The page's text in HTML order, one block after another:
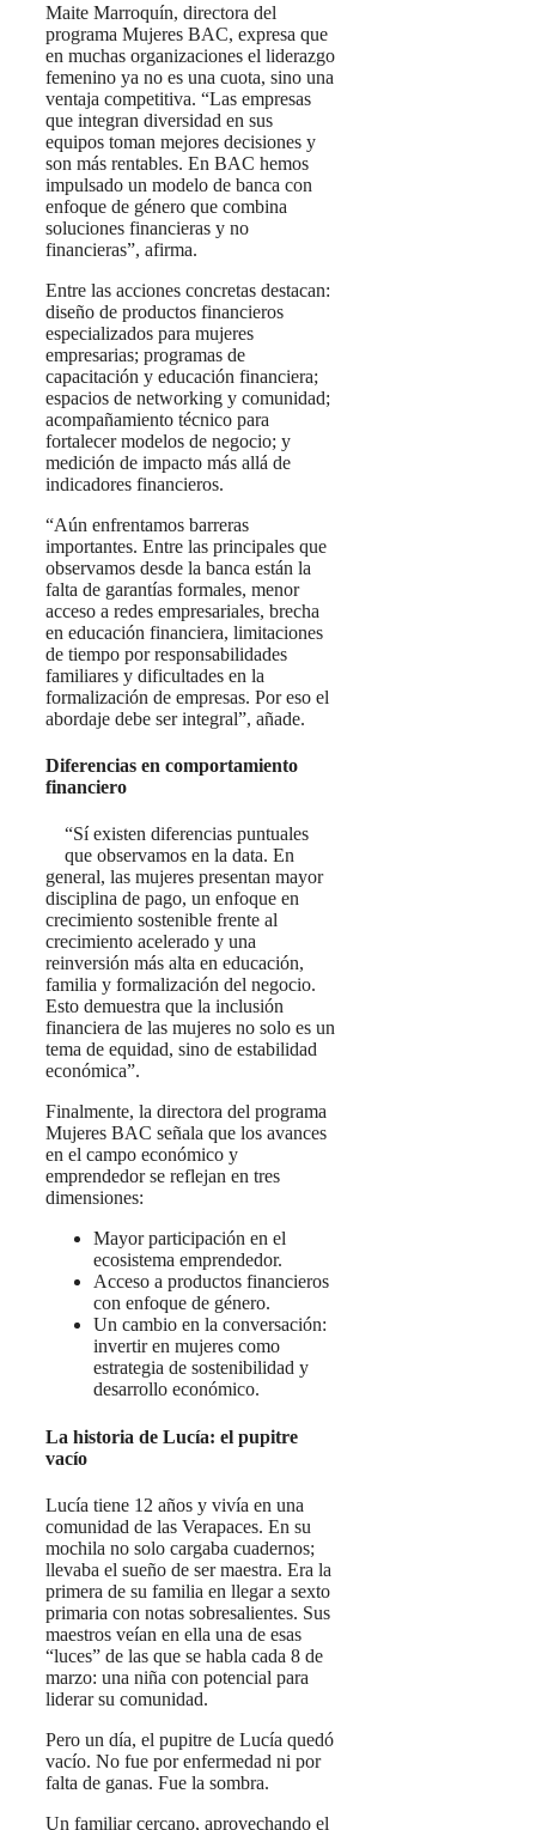
Maite Marroquín, directora del
programa Mujeres BAC, expresa que
en muchas organizaciones el liderazgo
femenino ya no es una cuota, sino una
ventaja competitiva. “Las empresas
que integran diversidad en sus
equipos toman mejores decisiones y
son más rentables. En BAC hemos
impulsado un modelo de banca con
enfoque de género que combina
soluciones financieras y no
financieras”, afirma.
Entre las acciones concretas destacan:
diseño de productos financieros
especializados para mujeres
empresarias; programas de
capacitación y educación financiera;
espacios de networking y comunidad;
acompañamiento técnico para
fortalecer modelos de negocio; y
medición de impacto más allá de
indicadores financieros.
“Aún enfrentamos barreras
importantes. Entre las principales que
observamos desde la banca están la
falta de garantías formales, menor
acceso a redes empresariales, brecha
en educación financiera, limitaciones
de tiempo por responsabilidades
familiares y dificultades en la
formalización de empresas. Por eso el
abordaje debe ser integral”, añade.
Diferencias en comportamiento
financiero
“Sí existen diferencias puntuales
que observamos en la data. En
general, las mujeres presentan mayor
disciplina de pago, un enfoque en
crecimiento sostenible frente al
crecimiento acelerado y una
reinversión más alta en educación,
familia y formalización del negocio.
Esto demuestra que la inclusión
financiera de las mujeres no solo es un
tema de equidad, sino de estabilidad
económica”.
Finalmente, la directora del programa
Mujeres BAC señala que los avances
en el campo económico y
emprendedor se reflejan en tres
dimensiones:
Mayor participación en el
ecosistema emprendedor.
Acceso a productos financieros
con enfoque de género.
Un cambio en la conversación:
invertir en mujeres como
estrategia de sostenibilidad y
desarrollo económico.
La historia de Lucía: el pupitre
vacío
Lucía tiene 12 años y vivía en una
comunidad de las Verapaces. En su
mochila no solo cargaba cuadernos;
llevaba el sueño de ser maestra. Era la
primera de su familia en llegar a sexto
primaria con notas sobresalientes. Sus
maestros veían en ella una de esas
“luces” de las que se habla cada 8 de
marzo: una niña con potencial para
liderar su comunidad.
Pero un día, el pupitre de Lucía quedó
vacío. No fue por enfermedad ni por
falta de ganas. Fue la sombra.
Un familiar cercano, aprovechando el